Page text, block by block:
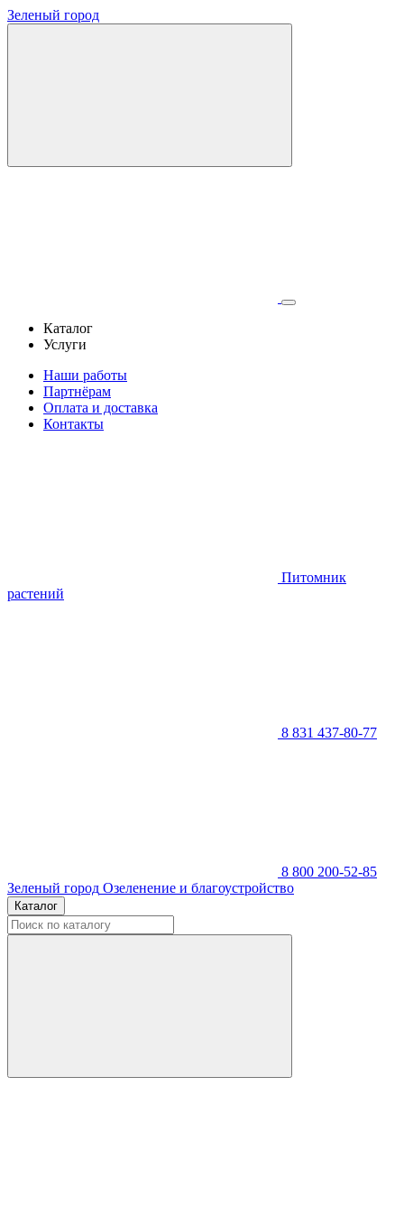
Зеленый город
Каталог
Услуги
Наши работы
Партнёрам
Оплата и доставка
Контакты
Питомник
растений
8 831 437-80-77
8 800 200-52-85
Зеленый город Озеленение и благоустройство
Каталог